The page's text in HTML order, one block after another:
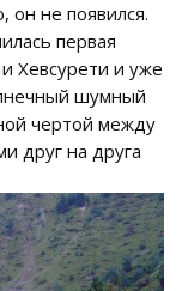
он не появился.
первая
Хевсурети и уже
шумный
чертой между
друг на друга